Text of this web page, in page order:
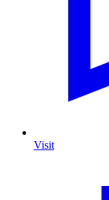
Visit